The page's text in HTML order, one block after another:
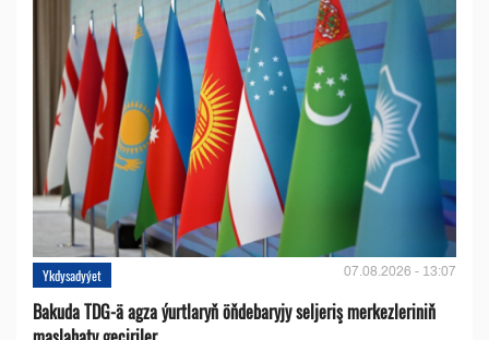
Ykdysadyýet 07.08.2026 - 13:07
Bakuda TDG-ä agza ýurtlaryň öňdebaryjy seljeriş merkezleriniň